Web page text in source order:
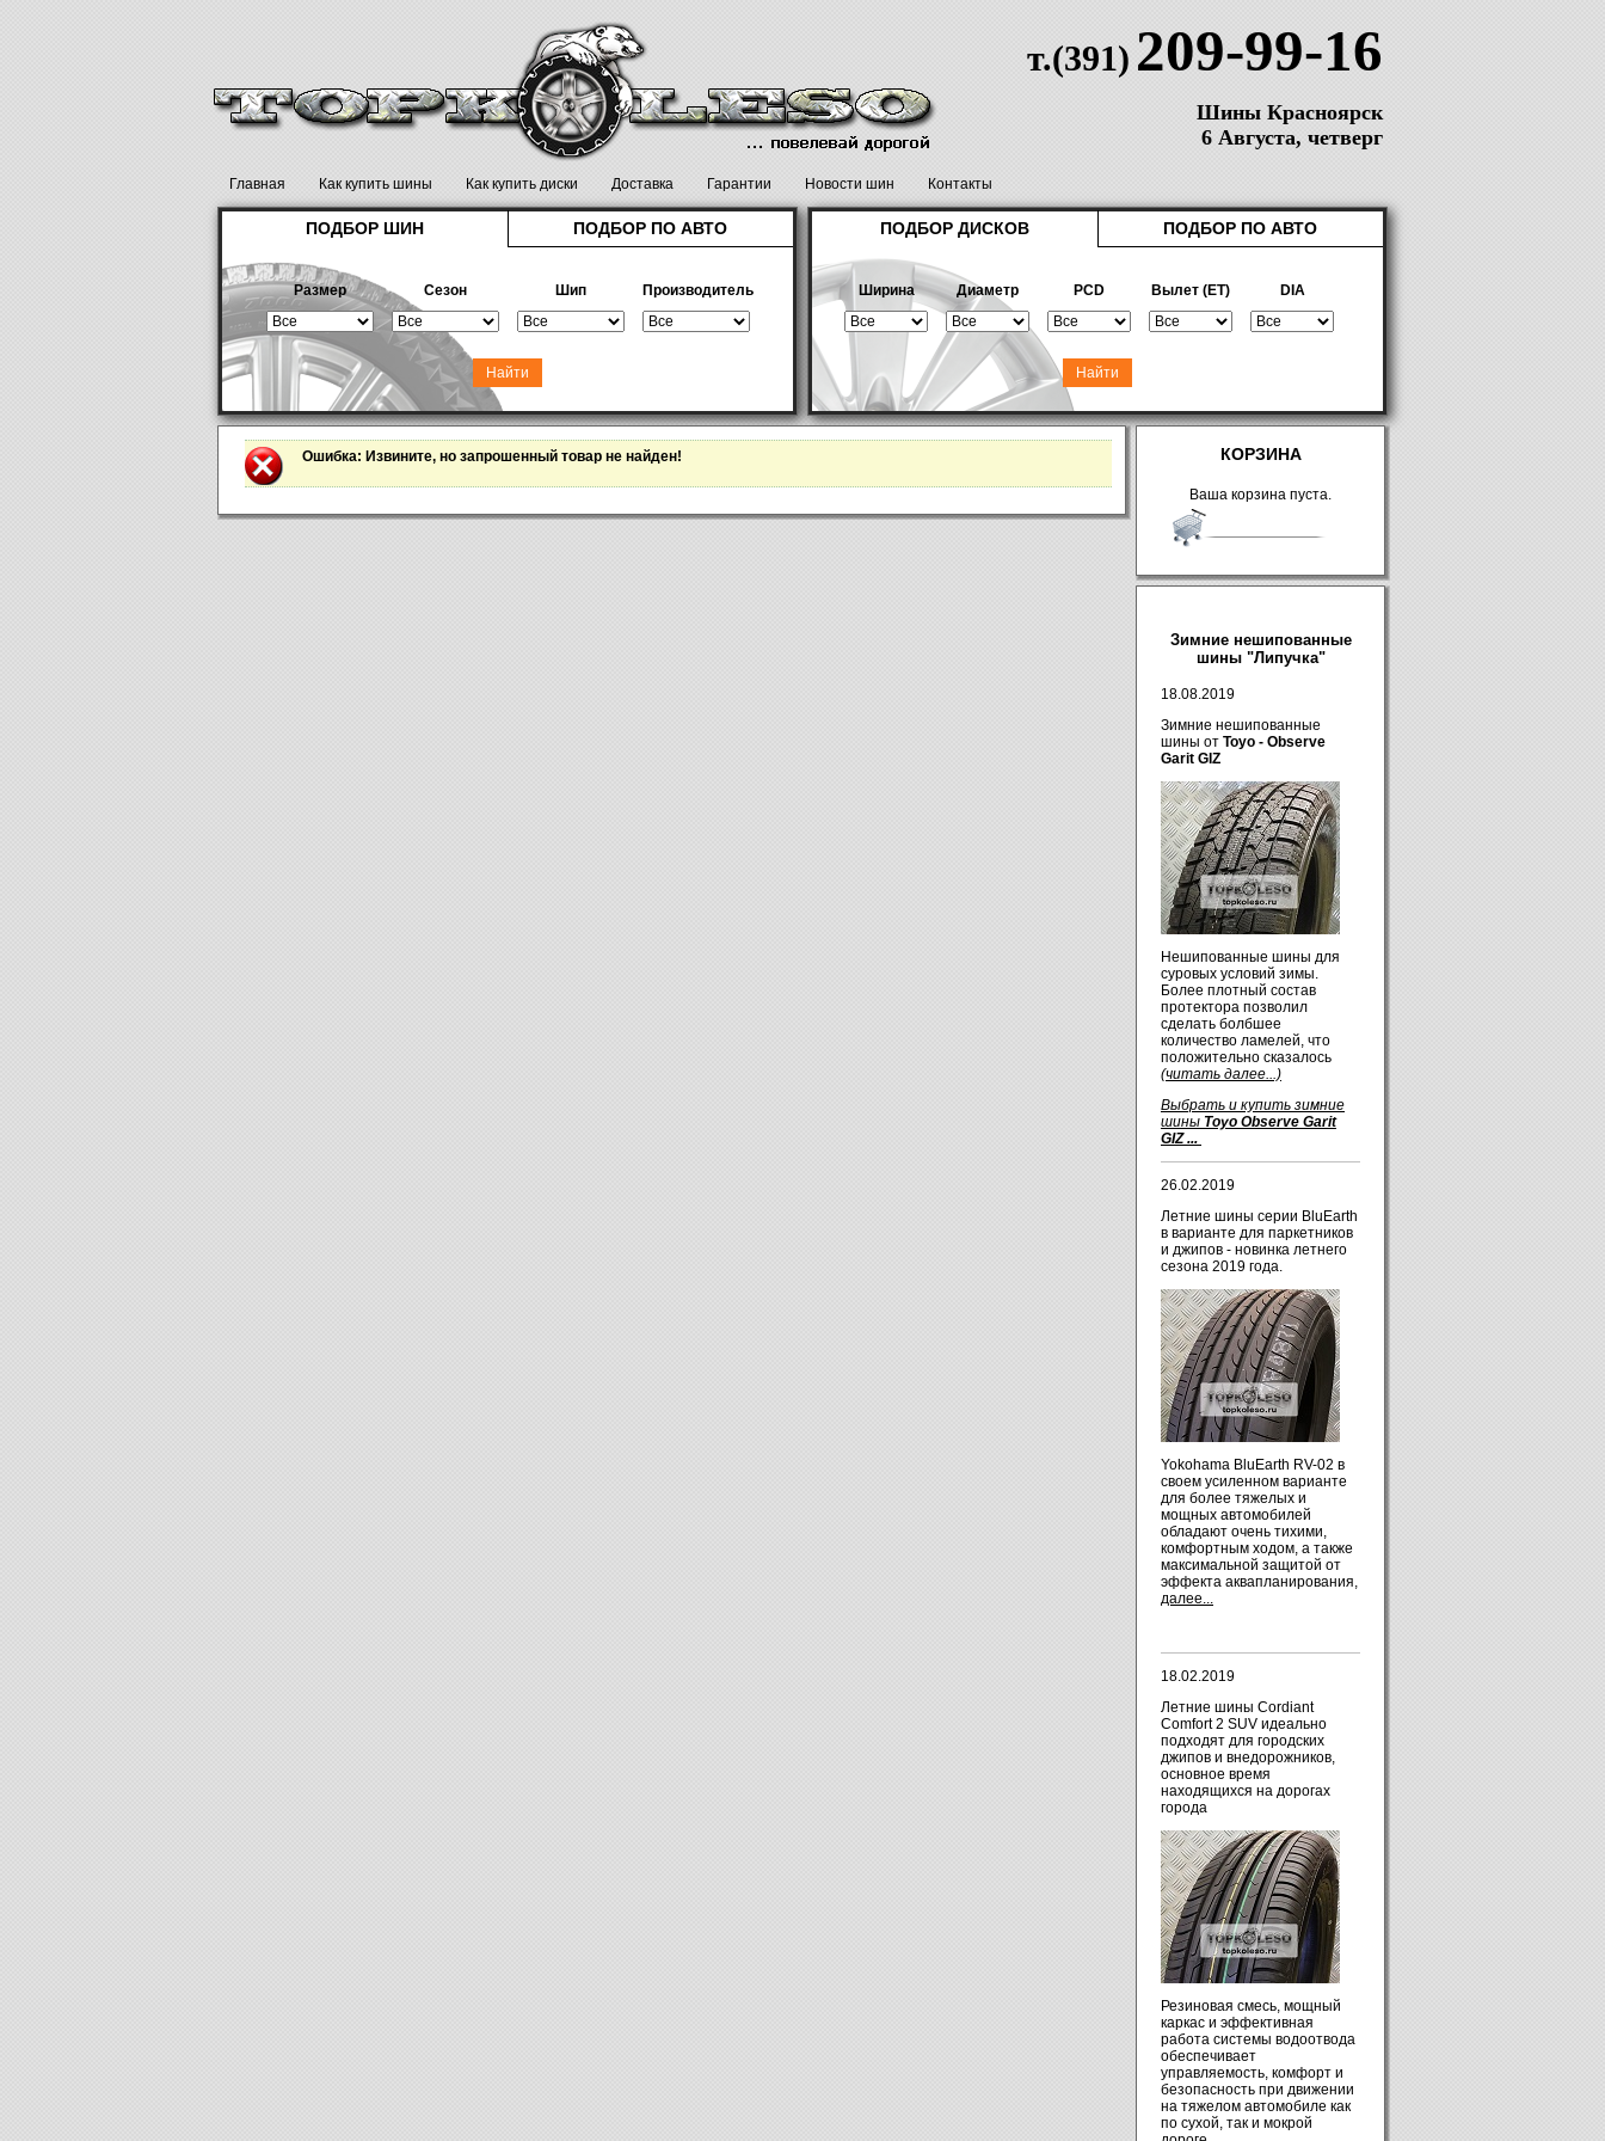
т.(391) 209-99-16
Шины Красноярск
6 Августа, четверг
Главная Как купить шины Как купить диски Доставка Гарантии Новости шин Контакты
ПОДБОР ШИН ПОДБОР ПО АВТО
Размер Сезон Шип Производитель
ПОДБОР ДИСКОВ ПОДБОР ПО АВТО
Ширина Диаметр PCD Вылет (ET) DIA
Ошибка: Извините, но запрошенный товар не найден! КОРЗИНА
Ваша корзина пуста.
Зимние нешипованные
шины "Липучка"
18.08.2019
Зимние нешипованные
шины от Toyo - Observe
Garit GIZ
Нешипованные шины для
суровых условий зимы.
Более плотный состав
протектора позволил
сделать болбшее
количество ламелей, что
положительно сказалось
(читать далее...)
Выбрать и купить зимние
шины Toyo Observe Garit
GIZ ...
26.02.2019
Летние шины серии BluEarth
в варианте для паркетников
и джипов - новинка летнего
сезона 2019 года.
Yokohama BluEarth RV-02 в
своем усиленном варианте
для более тяжелых и
мощных автомобилей
обладают очень тихими,
комфортным ходом, а также
максимальной защитой от
эффекта аквапланирования,
далее...
18.02.2019
Летние шины Cordiant
Comfort 2 SUV идеально
подходят для городских
джипов и внедорожников,
основное время
находящихся на дорогах
города
Резиновая смесь, мощный
каркас и эффективная
работа системы водоотвода
обеспечивает
управляемость, комфорт и
безопасность при движении
на тяжелом автомобиле как
по сухой, так и мокрой